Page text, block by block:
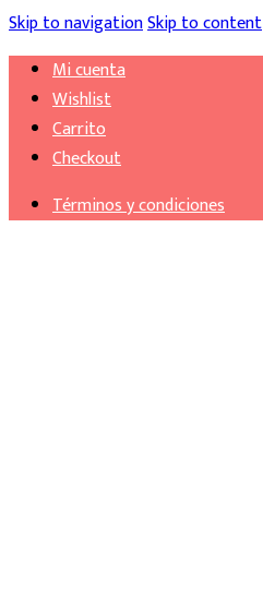
Skip to navigationSkip to content
Mi cuenta
Wishlist
Carrito
Checkout
Términos y condiciones